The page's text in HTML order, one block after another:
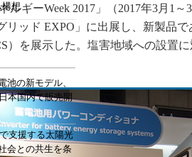
ギーWeek 2017」（2017年3月1～
リッド EXPO」に出展し、新製品
）を展示した。塩害地域への設置
構想
池の新モデル、
本国内で販売開
支援する太陽光
会との共生を条